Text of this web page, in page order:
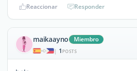
Reaccionar Responder
maikaayno Miembro
| 1 POSTS